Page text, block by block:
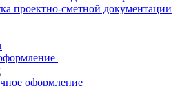
проектно-сметной документации
оформление